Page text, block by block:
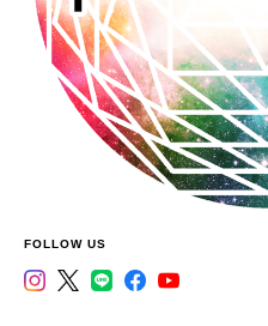
FOLLOW US